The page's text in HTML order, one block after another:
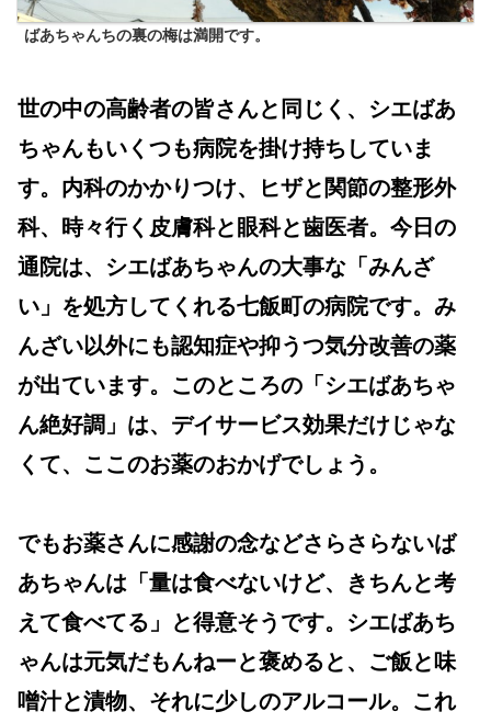
ばあちゃんちの裏の梅は満開です。
世の中の高齢者の皆さんと同じく、シエばあ
ちゃんもいくつも病院を掛け持ちしていま
す。内科のかかりつけ、ヒザと関節の整形外
科、時々行く皮膚科と眼科と歯医者。今日の
通院は、シエばあちゃんの大事な「みんざ
い」を処方してくれる七飯町の病院です。み
んざい以外にも認知症や抑うつ気分改善の薬
が出ています。このところの「シエばあちゃ
ん絶好調」は、デイサービス効果だけじゃな
くて、ここのお薬のおかげでしょう。
でもお薬さんに感謝の念などさらさらないば
あちゃんは「量は食べないけど、きちんと考
えて食べてる」と得意そうです。シエばあち
ゃんは元気だもんねーと褒めると、ご飯と味
噌汁と漬物、それに少しのアルコール。これ